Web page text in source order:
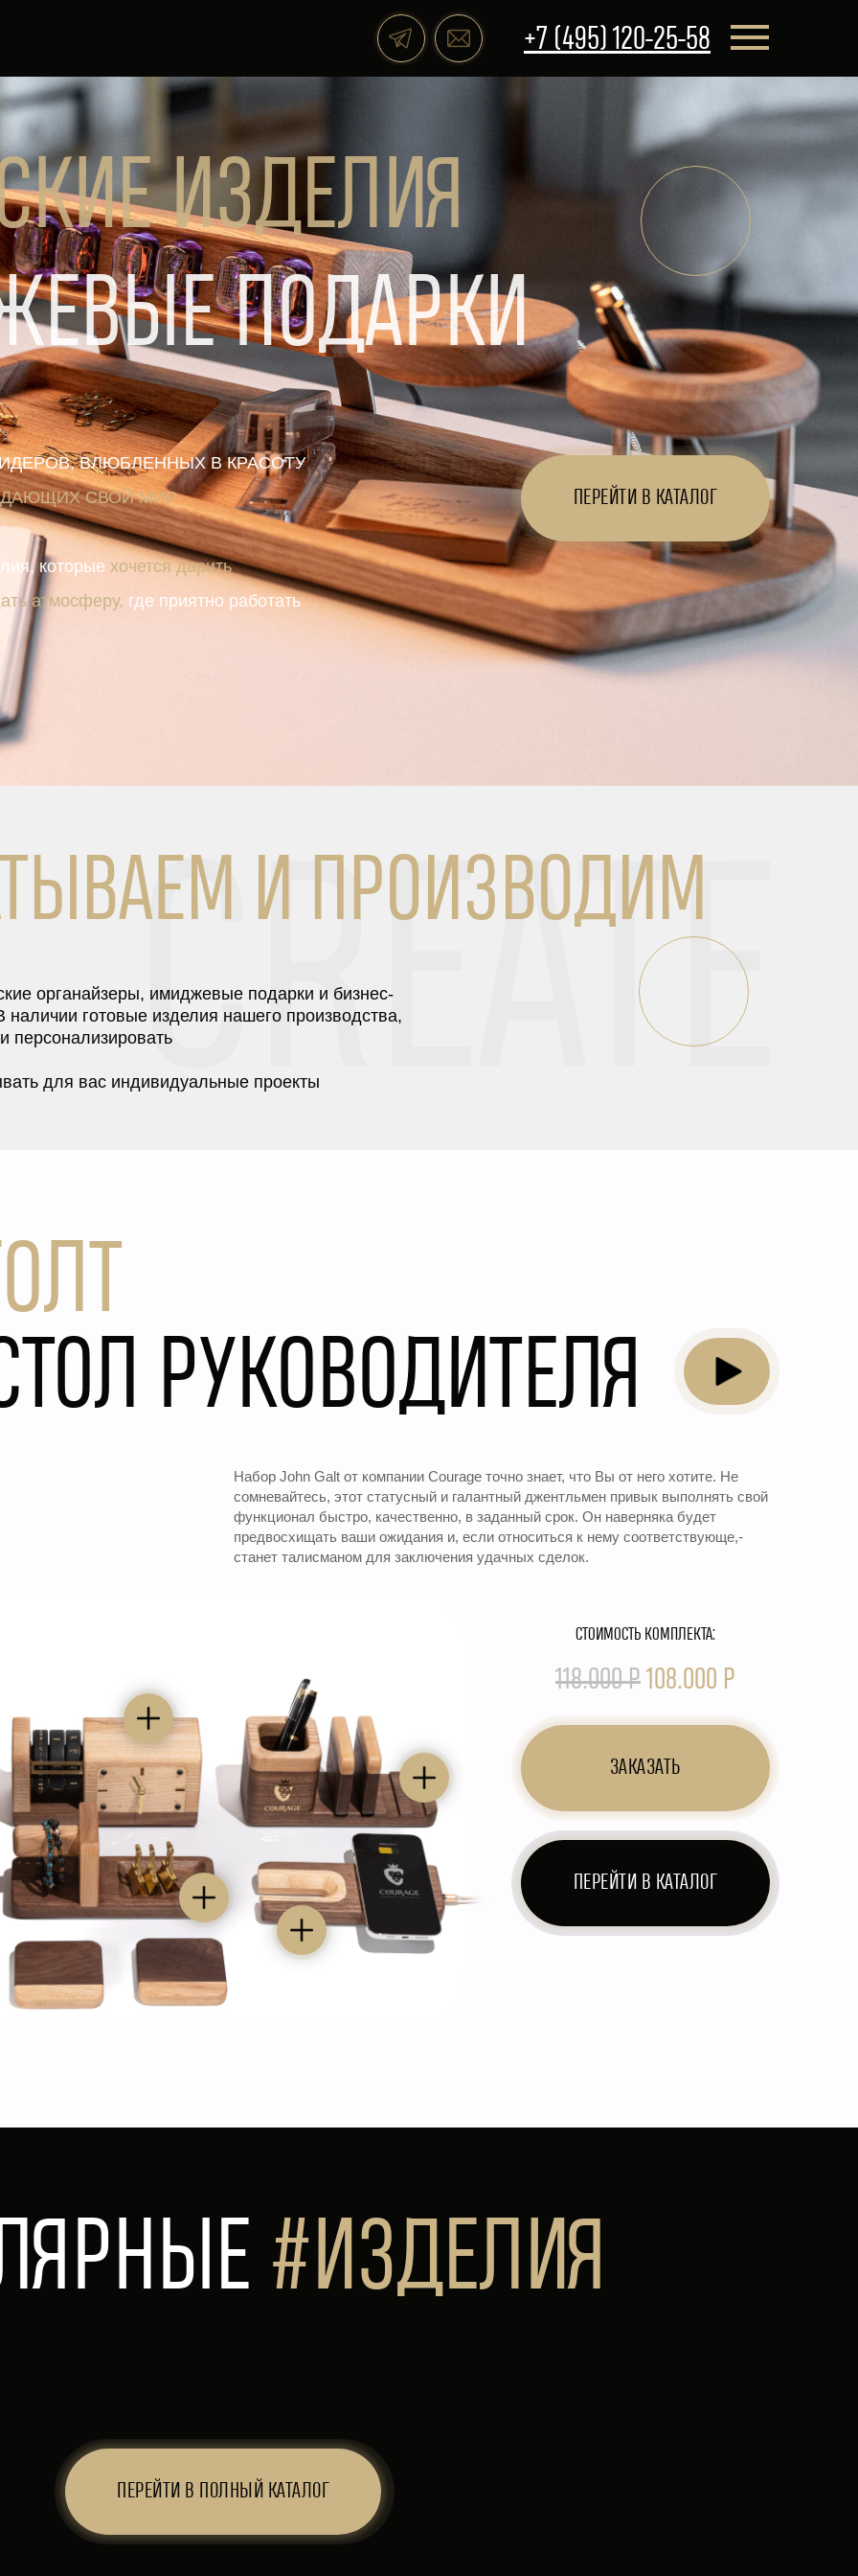
+7 (495) 120-25-58
ИЗДЕЛИЯ
ВЛЮБЛЕННЫХ В КРАСОТУ
СВОЙ МИР
которые хочется дарить
атмосферу, где приятно работать
ПЕРЕЙТИ В КАТАЛОГ
ПОДАРКИ
CREATE
органайзеры, имиджевые подарки и бизнес-
готовые изделия нашего производства,
персонализировать
для вас индивидуальные проекты
И ПРОИЗВОДИМ
РУКОВОДИТЕЛЯ
Набор John Galt от компании Courage точно знает, что Вы от него хотите. Не
сомневайтесь, этот статусный и галантный джентльмен привык выполнять свой
функционал быстро, качественно, в заданный срок. Он наверняка будет
предвосхищать ваши ожидания и, если относиться к нему соответствующе,-
станет талисманом для заключения удачных сделок.
ПЕРЕЙТИ В КАТАЛОГ
ЗАКАЗАТЬ
СТОИМОСТЬ КОМПЛЕКТА:
118.000 Р 108.000 Р
#ИЗДЕЛИЯ
ПЕРЕЙТИ В ПОЛНЫЙ КАТАЛОГ